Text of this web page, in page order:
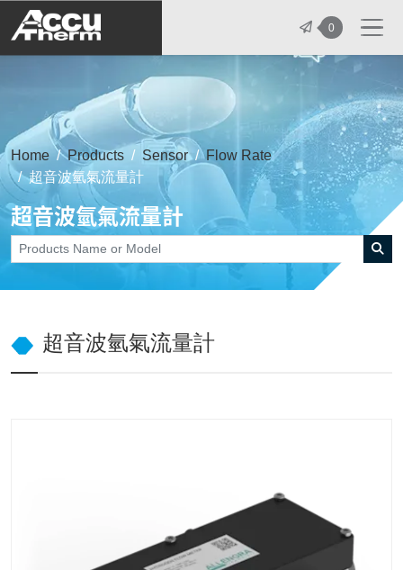
志禾工業股份有限公司 -
0
Home Products Sensor
Flow Rate
超音波氫氣流量計
超音波氫氣流量計
超音波氫氣流量計